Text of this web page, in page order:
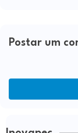
Postar um